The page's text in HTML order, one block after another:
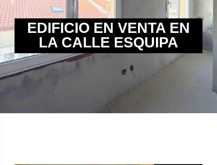
EDIFICIO EN VENTA EN
LA CALLE ESQUIPA